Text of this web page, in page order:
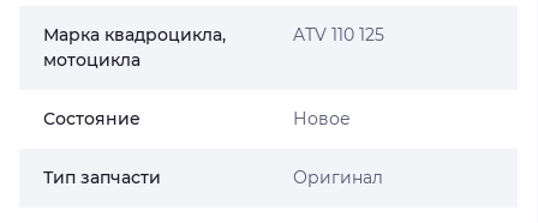
Марка квадроцикла,
мотоцикла
ATV 110 125
Состояние Новое
Тип запчасти Оригинал